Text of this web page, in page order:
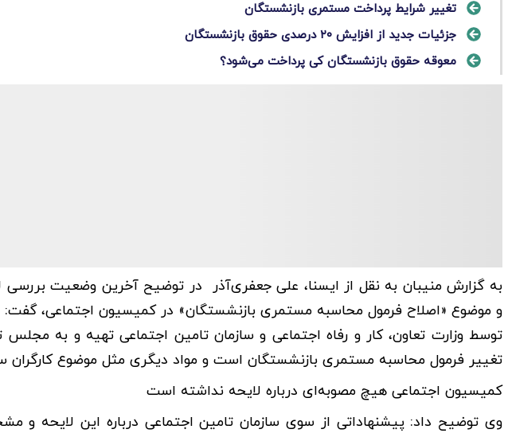
تغییر شرایط پرداخت مستمری بازنشستگان
جزئیات جدید از افزایش ۲۰ درصدی حقوق بازنشستگان
معوقه حقوق بازنشستگان کی پرداخت می‌شود؟
به گزارش منیبان به نقل از ایسنا، علی جعفری‌آذر در توضیح آخرین وضعیت بررسی
و موضوع «اصلاح فرمول محاسبه مستمری بازنشستگان» در کمیسیون اجتماعی، گفت:
توسط وزارت تعاون، کار و رفاه اجتماعی و سازمان تامین اجتماعی تهیه و به
تغییر فرمول محاسبه مستمری بازنشستگان است و مواد دیگری مثل موضوع کارگران
کمیسیون اجتماعی هیچ مصوبه‌ای درباره لایحه نداشته است
وی توضیح داد: پیشنهاداتی از سوی سازمان تامین اجتماعی درباره این لایحه